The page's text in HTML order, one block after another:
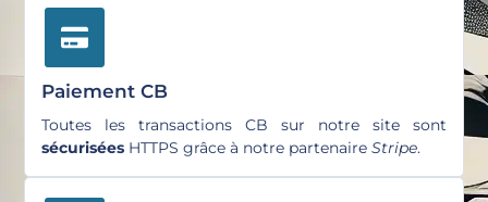
Paiement CB
Toutes les transactions CB sur notre site sont
sécurisées HTTPS grâce à notre partenaireStripe.